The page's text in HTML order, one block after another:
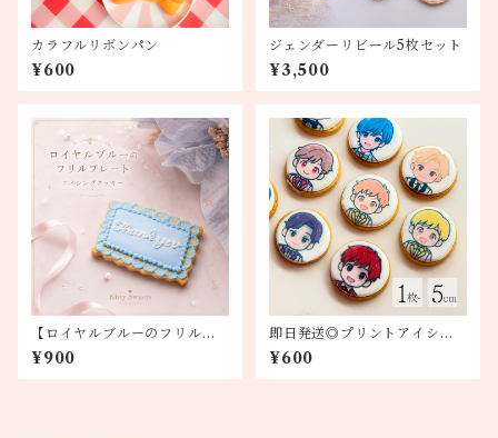
カラフルリボンパン
¥600
ジェンダーリビール5枚セット
¥3,500
【ロイヤルブルーのフリルプ
レート】アイシングクッキー
¥900
即日発送◎プリントアイシン
グクッキー
¥600